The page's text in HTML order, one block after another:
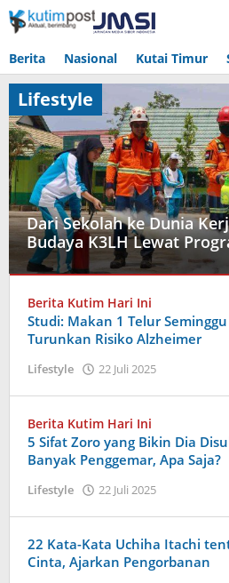
Lewati
ke
Berita Nasional Kutai Timur
Dari Sekolah ke Dunia
Budaya K3LH Lewat
Maret
oleh
Lifestyle
Berita Kutim Hari Ini
Studi: Makan 1 Telur
Turunkan Risiko Alzheimer
Lifestyle 22 Juli 2025
Berita Kutim Hari Ini
5 Sifat Zoro yang Bikin Dia
Banyak Penggemar, Apa Saja?
Lifestyle 22 Juli 2025
22 Kata-Kata Uchiha Itachi
Cinta, Ajarkan Pengorbanan